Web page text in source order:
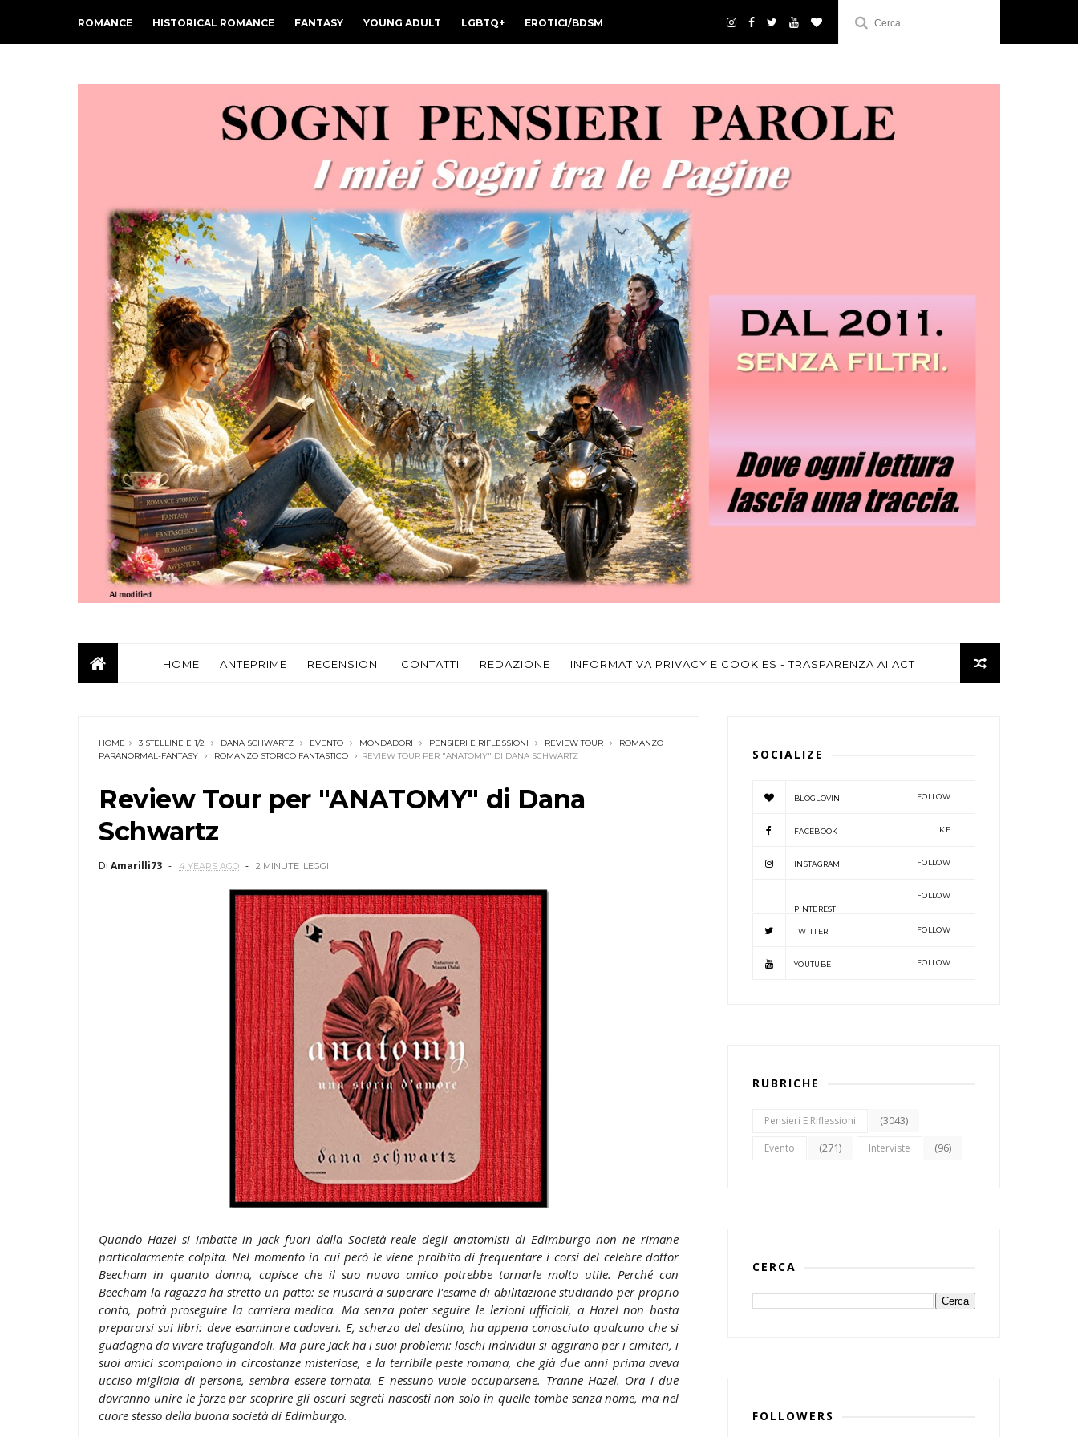
ROMANCE HISTORICAL ROMANCE FANTASY YOUNG ADULT LGBTQ+ EROTICI/BDSM
HOME ANTEPRIME RECENSIONI CONTATTI REDAZIONE INFORMATIVA PRIVACY E COOKIES - TRASPARENZA AI ACT
HOME 3 STELLINE E 1/2 DANA SCHWARTZ EVENTO MONDADORI PENSIERI E RIFLESSIONI REVIEW TOUR
ROMANZO
PARANORMAL-FANTASY
ROMANZO STORICO FANTASTICO REVIEW TOUR PER "ANATOMY" DI DANA SCHWARTZ
Review Tour per "ANATOMY" di Dana
Schwartz
Di Amarilli73 4 YEARS AGO 2 MINUTE LEGGI
Quando Hazel si imbatte in Jack fuori dalla Società reale degli anatomisti di Edimburgo non ne rimane
particolarmente colpita. Nel momento in cui però le viene proibito di frequentare i corsi del celebre dottor
Beecham in quanto donna, capisce che il suo nuovo amico potrebbe tornarle molto utile. Perché con
Beecham la ragazza ha stretto un patto: se riuscirà a superare l'esame di abilitazione studiando per proprio
conto, potrà proseguire la carriera medica. Ma senza poter seguire le lezioni ufficiali, a Hazel non basta
prepararsi sui libri: deve esaminare cadaveri. E, scherzo del destino, ha appena conosciuto qualcuno che si
guadagna da vivere trafugandoli. Ma pure Jack ha i suoi problemi: loschi individui si aggirano per i cimiteri, i
suoi amici scompaiono in circostanze misteriose, e la terribile peste romana, che già due anni prima aveva
ucciso migliaia di persone, sembra essere tornata. E nessuno vuole occuparsene. Tranne Hazel. Ora i due
dovranno unire le forze per scoprire gli oscuri segreti nascosti non solo in quelle tombe senza nome, ma nel
cuore stesso della buona società di Edimburgo.
SOCIALIZE
BLOGLOVIN FOLLOW
FACEBOOK LIKE
INSTAGRAM FOLLOW
PINTEREST
FOLLOW
TWITTER FOLLOW
YOUTUBE FOLLOW
RUBRICHE
Pensieri E Riflessioni (3043)
Evento (271) Interviste (96)
CERCA
FOLLOWERS